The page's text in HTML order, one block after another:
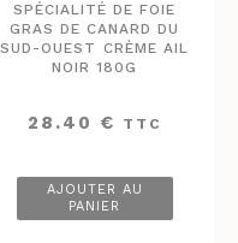
SPÉCIALITÉ DE FOIE
GRAS DE CANARD DU
SUD-OUEST CRÈME AIL
NOIR 180G
28.40 € TTC
AJOUTER AU
PANIER